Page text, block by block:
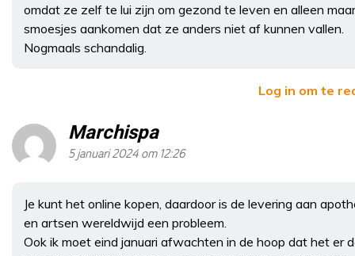
omdat ze zelf te lui zijn om gezond te leven en alleen
smoesjes aankomen dat ze anders niet af kunnen vallen.
Nogmaals schandalig.
Log in om te
Marchispa
5 januari 2024 om 12:26
Je kunt het online kopen, daardoor is de levering aan
en artsen wereldwijd een probleem.
Ook ik moet eind januari afwachten in de hoop dat het er